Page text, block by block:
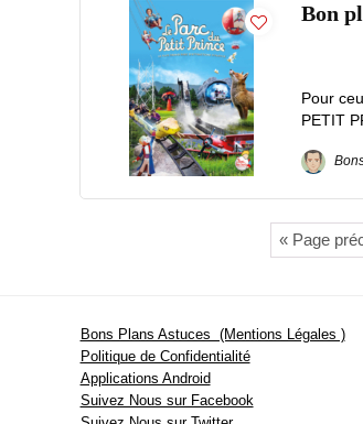
Bon
Pour
PETIT
« Page
Bons Plans Astuces (Mentions Légales )
Politique de Confidentialité
Applications Android
Suivez Nous sur Facebook